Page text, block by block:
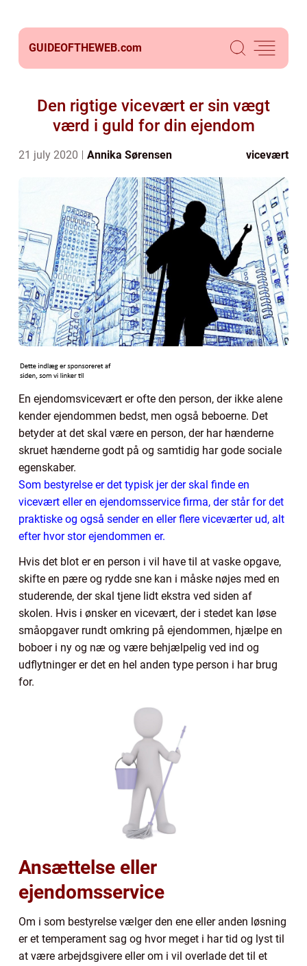
GUIDEOFTHEWEB.com
Den rigtige vicevært er sin vægt
værd i guld for din ejendom
21 july 2020 Annika Sørensen vicevært
En ejendomsvicevært er ofte den person, der ikke alene
kender ejendommen bedst, men også beboerne. Det
betyder at det skal være en person, der har hænderne
skruet hænderne godt på og samtidig har gode sociale
egenskaber.
Som bestyrelse er det typisk jer der skal finde en
vicevært eller en ejendomsservice firma, der står for det
praktiske og også sender en eller flere viceværter ud, alt
efter hvor stor ejendommen er.
Hvis det blot er en person i vil have til at vaske opgave,
skifte en pære og rydde sne kan i måske nøjes med en
studerende, der skal tjene lidt ekstra ved siden af
skolen. Hvis i ønsker en vicevært, der i stedet kan løse
småopgaver rundt omkring på ejendommen, hjælpe en
boboer i ny og næ og være behjælpelig ved ind og
udflytninger er det en hel anden type person i har brug
for.
Ansættelse eller
ejendomsservice
Om i som bestyrelse vælger den ene eller anden løsning
er et temperament sag og hvor meget i har tid og lyst til
at være arbejdsgivere eller om i vil overlade det til et